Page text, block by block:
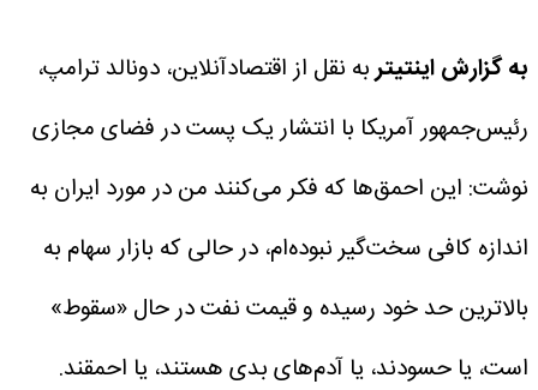
به گزارش اینتیتربه نقل از اقتصادآنلاین، دونالد ترامپ،
رئیس‌جمهور آمریکا با انتشار یک پست در فضای مجازی
نوشت: این احمق‌ها که فکر می‌کنند من در مورد ایران به
اندازه کافی سخت‌گیر نبوده‌ام، در حالی که بازار سهام به
بالاترین حد خود رسیده و قیمت نفت در حال «سقوط»
است، یا حسودند، یا آدم‌های بدی هستند، یا احمقند.